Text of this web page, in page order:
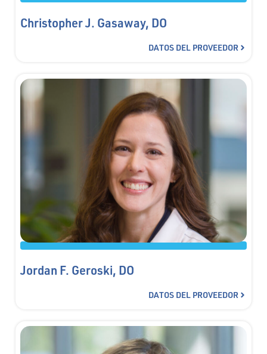
Christopher J. Gasaway, DO
DATOS DEL PROVEEDOR
Jordan F. Geroski, DO
DATOS DEL PROVEEDOR